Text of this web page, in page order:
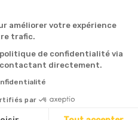
© Aperam 2026
améliorer votre expérience
trafic.
de confidentialité via
contactant directement.
par